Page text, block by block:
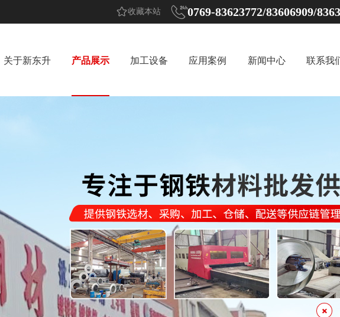
收藏本站 0769-83623772/83606909/
关于新东升 产品展示 加工设备 应用案例 新闻中心 联系我